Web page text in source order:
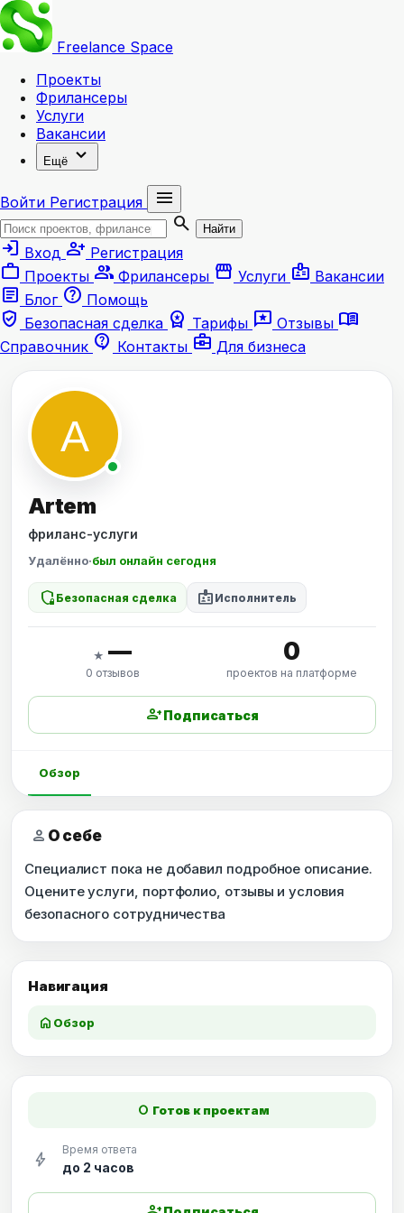
Freelance Space
Проекты
Фрилансеры
Услуги
Вакансии
Ещё expand_more
Войти Регистрация
menu
search
Найти
login Вход person_add Регистрация
work Проекты group Фрилансеры storefront Услуги badge Вакансии
article Блог help Помощь
verified_user Безопасная сделка workspace_premium Тарифы reviews Отзывы menu_book
Справочник contact_support Контакты business_center Для бизнеса
Навигация
home Обзор
Artem
фриланс-услуги
Удалённо·был онлайн сегодня
shield_locked Безопасная сделка badge Исполнитель
★ —
0 отзывов
0
проектов на платформе
person_addПодписаться
Обзор
person О себе
Специалист пока не добавил подробное описание.
Оцените услуги, портфолио, отзывы и условия
безопасного сотрудничества
fiber_manual_record Готов к проектам
bolt Время ответа
до 2 часов